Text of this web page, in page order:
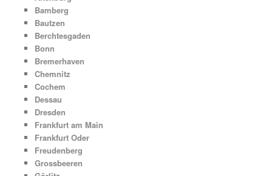
Bamberg
Bautzen
Berchtesgaden
Bonn
Bremerhaven
Chemnitz
Cochem
Dessau
Dresden
Frankfurt am Main
Frankfurt Oder
Freudenberg
Grossbeeren